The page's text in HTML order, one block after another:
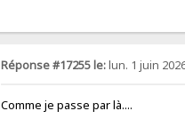
Réponse #17255 le:lun. 1 juin
Comme je passe par là....